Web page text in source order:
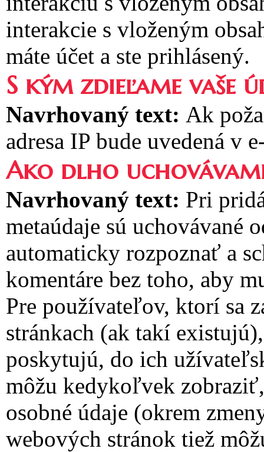
interakcie s vloženým
máte účet a ste prihlásený.
S kým zdieľame vaše
Navrhovaný text: Ak
adresa IP bude uvedená v
Ako dlho
Navrhovaný text: Pri
metaúdaje sú uchovávané
automaticky rozpoznať a
komentáre bez toho, aby
Pre používateľov, ktorí sa
stránkach (ak takí
poskytujú, do ich
môžu kedykoľvek
osobné údaje (okrem
webových stránok tiež